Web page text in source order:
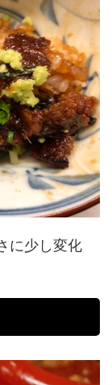
に少し変化